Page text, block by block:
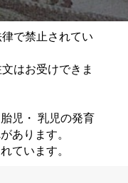
で禁止されてい
はお受けできま
児・ 乳児の発育
あります。
ています。